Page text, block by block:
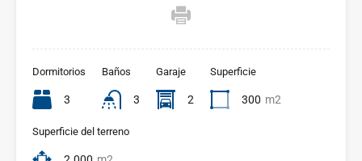
Dormitorios
3
Baños
3
Garaje
2
Superficie
300 m2
Superficie del terreno